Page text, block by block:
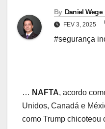
By Daniel Wege
FEV 3, 2025
#segurança
… NAFTA, acordo
Unidos, Canadá e
como Trump chicoteou